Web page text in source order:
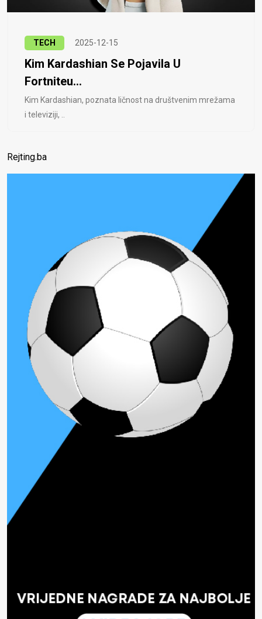
TECH 2025-12-15
Kim Kardashian Se Pojavila U
Fortniteu...
Kim Kardashian, poznata ličnost na društvenim mrežama
i televiziji, ..
Rejting.ba